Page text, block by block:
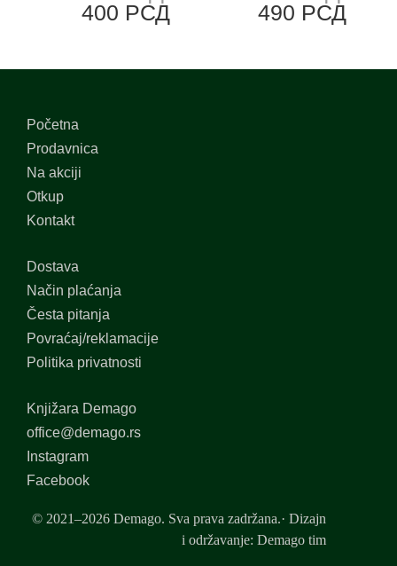
400 РСД
490 РСД
Početna
Prodavnica
Na akciji
Otkup
Kontakt
Dostava
Način plaćanja
Česta pitanja
Povraćaj/reklamacije
Politika privatnosti
Knjižara Demago
office@demago.rs
Instagram
Facebook
© 2021–2026 Demago. Sva prava zadržana.· Dizajn
i održavanje: Demago tim